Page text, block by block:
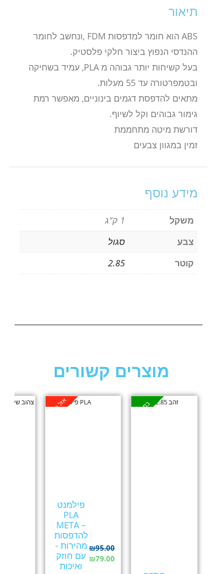
תיאור
ABS הוא חומר למדפסות FDM ,ונחשב לחומר
ההנדסי הנפוץ ביצור חלקי פלסטיק.
בעל קשיחות יותר גבוהה מ PLA, עמיד בשחיקה
ובטמפרטורה עד 55 מעלות.
מתאים להדפסת דגמים בינוניים, מאפשר רמת
גימור גבוהים וקל לשיוף.
דורשת מיטה מתחממת
זמין במגוון צבעים
מידע נוסף
משקל
1 ק"ג
צבע
סגול
קוטר
2.85
מוצרים קשורים
במבצע אזל במלאי
פילמנט
PLA
META –
להדפסות
מהירות -
עם חוזק
ואיכות
₪95.00
₪79.00